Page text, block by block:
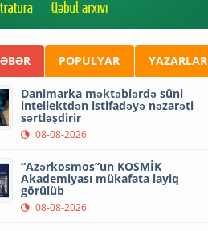
POPULYAR YAZARLAR
Danimarka məktəblərdə süni
intellektdən istifadəyə nəzarəti
sərtləşdirir
08-08-2026
“Azərkosmos”un KOSMİK
Akademiyası mükafata layiq
görülüb
08-08-2026